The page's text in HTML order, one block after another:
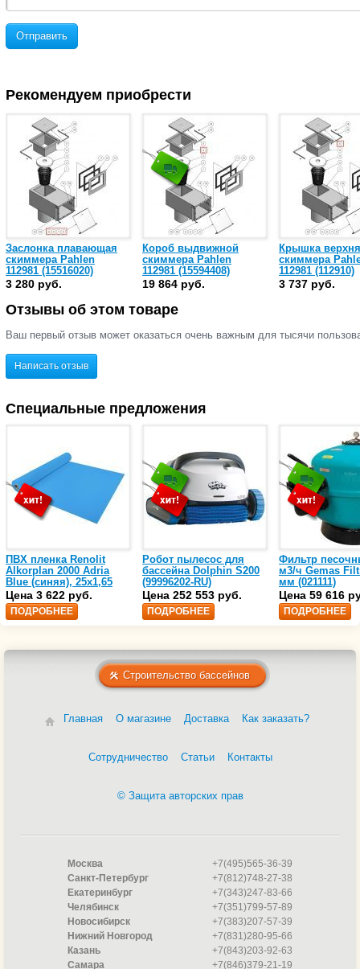
Отправить
Рекомендуем приобрести
Заслонка плавающая
скиммера Pahlen
112981 (15516020)
3 280 руб.
Короб выдвижной
скиммера Pahlen
112981 (15594408)
19 864 руб.
Крышка
скиммера
112981 (112910)
3 737 руб.
Отзывы об этом товаре
Ваш первый отзыв может оказаться очень важным для тысячи
Написать отзыв
Специальные предложения
ПВХ пленка Renolit
Alkorplan 2000 Adria
Blue (синяя), 25х1,65
(35216203)
Цена 3 622 руб.
ПОДРОБНЕЕ
Робот пылесос для
бассейна Dolphin S200
(99996202-RU)
Цена 252 553 руб.
ПОДРОБНЕЕ
Фильтр
м3/ч Gemas
мм (021111)
Цена 59 616
ПОДРОБНЕЕ
Строительство бассейнов
Главная О магазине Доставка Как заказать?
Сотрудничество Статьи Контакты
© Защита авторских прав
Москва
+7(495)565-36-39
Санкт-Петербург
+7(812)748-27-38
Екатеринбург
+7(343)247-83-66
Челябинск
+7(351)799-57-89
Новосибирск
+7(383)207-57-39
Нижний Новгород
+7(831)280-95-66
Казань
+7(843)203-92-63
Самара
+7(846)379-21-19